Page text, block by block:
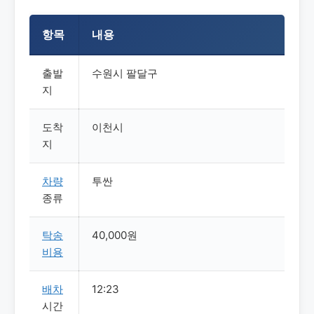
항목 내용
출발
지
수원시 팔달구
도착
지
이천시
차량
종류
투싼
탁송
비용
40,000원
배차
시간
12:23